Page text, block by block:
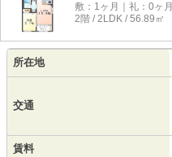
敷：1ヶ月｜礼：0ヶ月
2階 / 2LDK / 56.89㎡
所在地
交通
賃料